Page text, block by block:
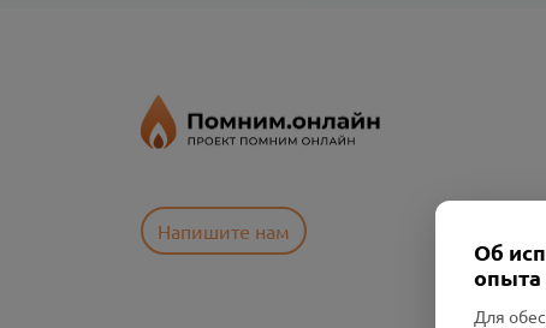
Напишите нам
Об
опыта
Для